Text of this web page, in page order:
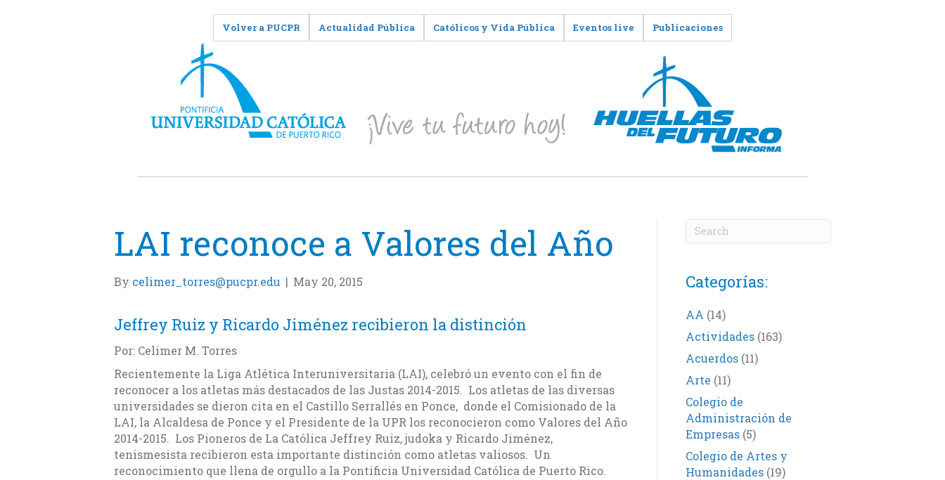
Volver a PUCPR Actualidad Pública Católicos y Vida Pública Eventos live Publicaciones
LAI reconoce a Valores del Año
By celimer_torres@pucpr.edu | May 20, 2015
Jeffrey Ruiz y Ricardo Jiménez recibieron la distinción
Por: Celimer M. Torres
Recientemente la Liga Atlética Interuniversitaria (LAI), celebró un evento con el fin de
reconocer a los atletas más destacados de las Justas 2014-2015. Los atletas de las diversas
universidades se dieron cita en el Castillo Serrallés en Ponce, donde el Comisionado de la
LAI, la Alcaldesa de Ponce y el Presidente de la UPR los reconocieron como Valores del Año
2014-2015. Los Pioneros de La Católica Jeffrey Ruiz, judoka y Ricardo Jiménez,
tenismesista recibieron esta importante distinción como atletas valiosos. Un
reconocimiento que llena de orgullo a la Pontificia Universidad Católica de Puerto Rico.
Categorías:
AA (14)
Actividades(163)
Acuerdos(11)
Arte (11)
Colegio de
Administración de
Empresas(5)
Colegio de Artes y
Humanidades(19)